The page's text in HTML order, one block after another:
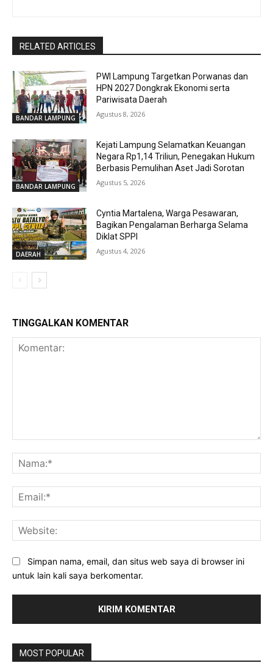
RELATED ARTICLES
BANDAR LAMPUNG
PWI Lampung Targetkan Porwanas dan
HPN 2027 Dongkrak Ekonomi serta
Pariwisata Daerah
Agustus 8, 2026
BANDAR LAMPUNG
Kejati Lampung Selamatkan Keuangan
Negara Rp1,14 Triliun, Penegakan Hukum
Berbasis Pemulihan Aset Jadi Sorotan
Agustus 5, 2026
DAERAH
Cyntia Martalena, Warga Pesawaran,
Bagikan Pengalaman Berharga Selama
Diklat SPPI
Agustus 4, 2026
TINGGALKAN KOMENTAR
Simpan nama, email, dan situs web saya di browser ini
untuk lain kali saya berkomentar.
MOST POPULAR